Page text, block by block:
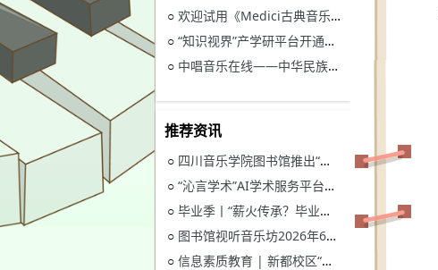
○ 欢迎试用《Medici古典音乐视听图书馆》
○ “知识视界”产学研平台开通试用通知
○ 中唱音乐在线——中华民族音乐与戏曲资源库开通试用
推荐资讯
○ 四川音乐学院图书馆推出“忆长征？书香路”纪念中国工农红军长征胜利90周年系列活动
○ “沁言学术”AI学术服务平台开通试用
○ 毕业季丨“薪火传承？毕业生图书漂流”活动
○ 图书馆视听音乐坊2026年6月展播季
○ 信息素质教育 | 新都校区“图书馆多媒体资源的鉴赏和利用”电子资源讲座